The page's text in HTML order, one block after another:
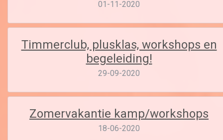
01-11-2020
Timmerclub, plusklas, workshops en
begeleiding!
29-09-2020
Zomervakantie kamp/workshops
18-06-2020